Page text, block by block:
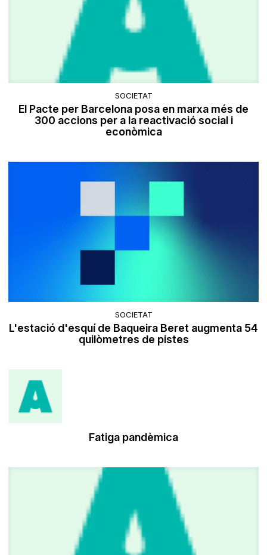
SOCIETAT
El Pacte per Barcelona posa en marxa més de
300 accions per a la reactivació social i
econòmica
SOCIETAT
L'estació d'esquí de Baqueira Beret augmenta 54
quilòmetres de pistes
Fatiga pandèmica